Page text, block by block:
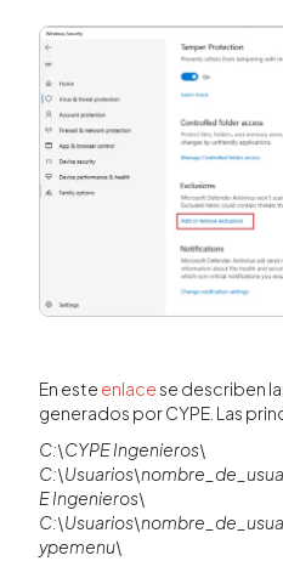
En este enlace se describen
generados por CYPE. Las
C:\CYPE Ingenieros\
E Ingenieros\
ypemenu\